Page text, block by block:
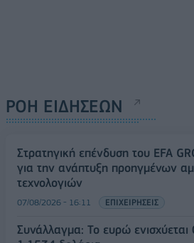
ΡΟΗ ΕΙΔΗΣΕΩΝ
Στρατηγική επένδυση του EFA
για την ανάπτυξη προηγμένων
τεχνολογιών
07/08/2026 - 16:11 ΕΠΙΧΕΙΡΗΣΕΙΣ
Συνάλλαγμα: Το ευρώ